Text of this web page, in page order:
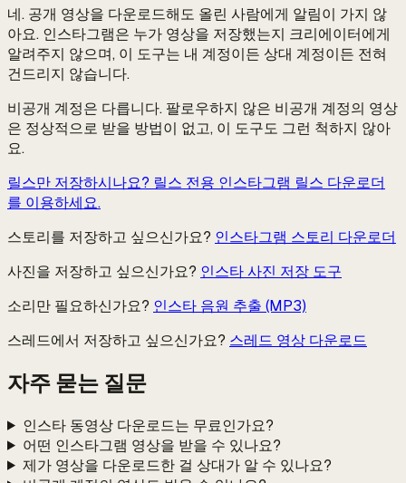
네. 공개 영상을 다운로드해도 올린 사람에게 알림이 가지 않
아요. 인스타그램은 누가 영상을 저장했는지 크리에이터에게
알려주지 않으며, 이 도구는 내 계정이든 상대 계정이든 전혀
건드리지 않습니다.
비공개 계정은 다릅니다. 팔로우하지 않은 비공개 계정의 영상
은 정상적으로 받을 방법이 없고, 이 도구도 그런 척하지 않아
요.
릴스만 저장하시나요? 릴스 전용 인스타그램 릴스 다운로더
를 이용하세요.
스토리를 저장하고 싶으신가요? 인스타그램 스토리 다운로더
사진을 저장하고 싶으신가요? 인스타 사진 저장 도구
소리만 필요하신가요? 인스타 음원 추출 (MP3)
스레드에서 저장하고 싶으신가요? 스레드 영상 다운로드
자주 묻는 질문
인스타 동영상 다운로드는 무료인가요?
어떤 인스타그램 영상을 받을 수 있나요?
제가 영상을 다운로드한 걸 상대가 알 수 있나요?